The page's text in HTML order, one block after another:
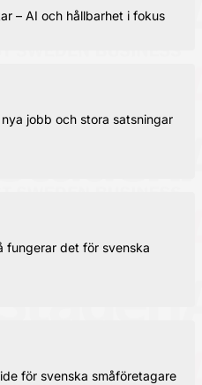
– AI och hållbarhet i fokus
jobb och stora satsningar
fungerar det för svenska
för svenska småföretagare